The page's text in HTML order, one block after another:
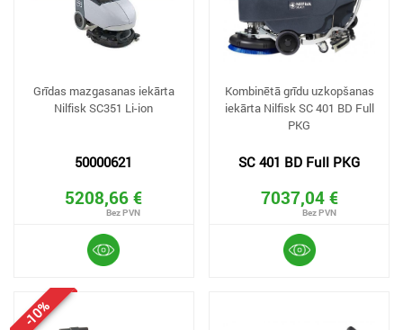
Grīdas mazgasanas iekārta
Nilfisk SC351 Li-ion
50000621
5208,66 €
Kombinētā grīdu uzkopšanas
iekārta Nilfisk SC 401 BD Full
PKG
SC 401 BD Full PKG
7037,04 €
-10%